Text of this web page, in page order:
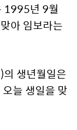
1995년 9월
아 임보라는
의 생년월일은
늘 생일을 맞